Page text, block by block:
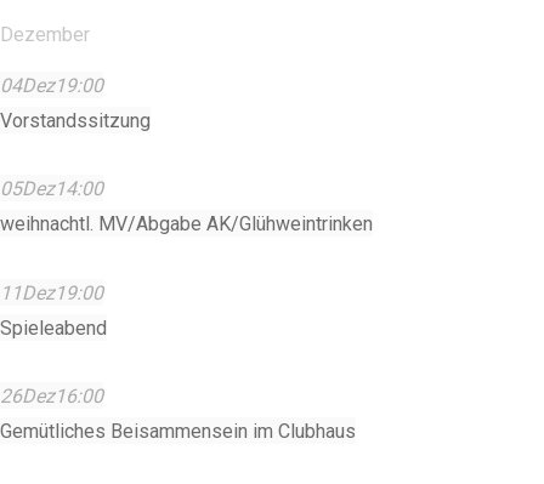
Dezember
04Dez19:00
Vorstandssitzung
05Dez14:00
weihnachtl. MV/Abgabe AK/Glühweintrinken
11Dez19:00
Spieleabend
26Dez16:00
Gemütliches Beisammensein im Clubhaus